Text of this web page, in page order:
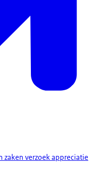
zaken verzoek appreciatie